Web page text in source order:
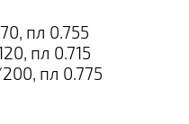
пл 0.755
пл 0.715
пл 0.775